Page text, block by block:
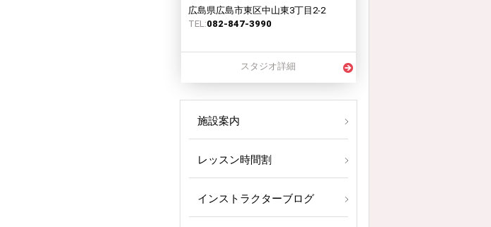
広島県広島市東区中山東3丁目2-2
TEL:082-847-3990
スタジオ詳細
施設案内
レッスン時間割
インストラクターブログ